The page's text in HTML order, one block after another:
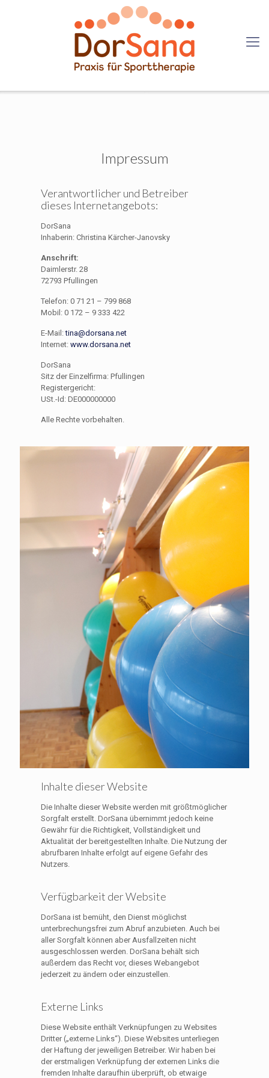
Impressum
Verantwortlicher und Betreiber
dieses Internetangebots:
DorSana
Inhaberin: Christina Kärcher-Janovsky
Anschrift:
Daimlerstr. 28
72793 Pfullingen
Telefon: 0 71 21 – 799 868
Mobil: 0 172 – 9 333 422
E-Mail:tina@dorsana.net
Internet: www.dorsana.net
DorSana
Sitz der Einzelfirma: Pfullingen
Registergericht:
USt.-Id: DE000000000
Alle Rechte vorbehalten.
Inhalte dieser Website
Die Inhalte dieser Website werden mit größtmöglicher
Sorgfalt erstellt. DorSana übernimmt jedoch keine
Gewähr für die Richtigkeit, Vollständigkeit und
Aktualität der bereitgestellten Inhalte. Die Nutzung der
abrufbaren Inhalte erfolgt auf eigene Gefahr des
Nutzers.
Verfügbarkeit der Website
DorSana ist bemüht, den Dienst möglichst
unterbrechungsfrei zum Abruf anzubieten. Auch bei
aller Sorgfalt können aber Ausfallzeiten nicht
ausgeschlossen werden. DorSana behält sich
außerdem das Recht vor, dieses Webangebot
jederzeit zu ändern oder einzustellen.
Externe Links
Diese Website enthält Verknüpfungen zu Websites
Dritter („externe Links“). Diese Websites unterliegen
der Haftung der jeweiligen Betreiber. Wir haben bei
der erstmaligen Verknüpfung der externen Links die
fremden Inhalte daraufhin überprüft, ob etwaige